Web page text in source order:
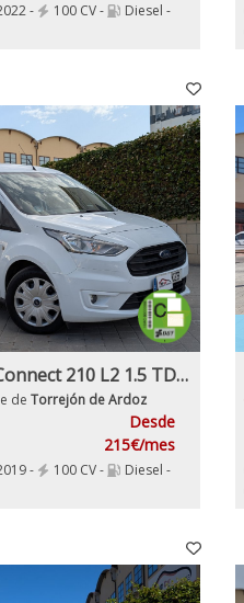
- 100 CV -
Diesel -
Ford Transit Connect 210 L2 1.5 TDCi 100 5 Puertas 6 Velocidades Etiqueta medioambiental C
deTorrejón de Ardoz
Desde
215€/mes
- 100 CV -
Diesel -